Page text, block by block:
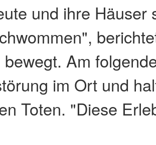
und ihre Häuser
bewegt. Am
im Ort und
Toten. "Diese